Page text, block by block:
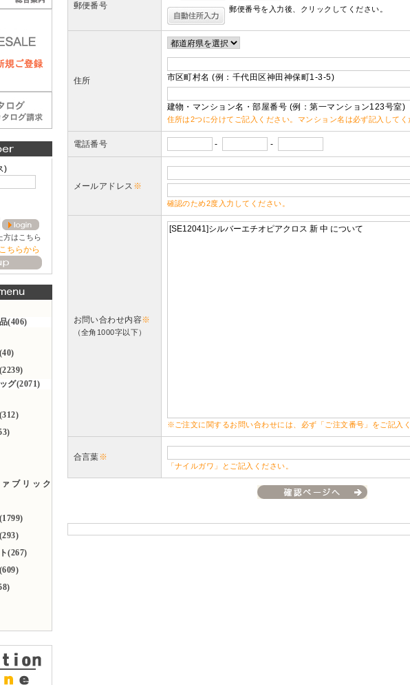
)
方はこちら
ちらから
(406)
グ(2071)
ブリック
(267)
郵便番号
郵便番号を入力後、クリックしてください。
住所 市区町村名 (例：千代田区神田神保町1-3-5)
建物・マンション名・部屋番号 (例：第一マンション123号室)
住所は2つに分けてご記入ください。マンション名は必ず記入してく
電話番号 - -
メールアドレス ※
確認のため2度入力してください。
お問い合わせ内容※
（全角1000字以下）
※ご注文に関するお問い合わせには、必ず「ご注文番号」をご記入
合言葉※
「ナイルガワ」とご記入ください。